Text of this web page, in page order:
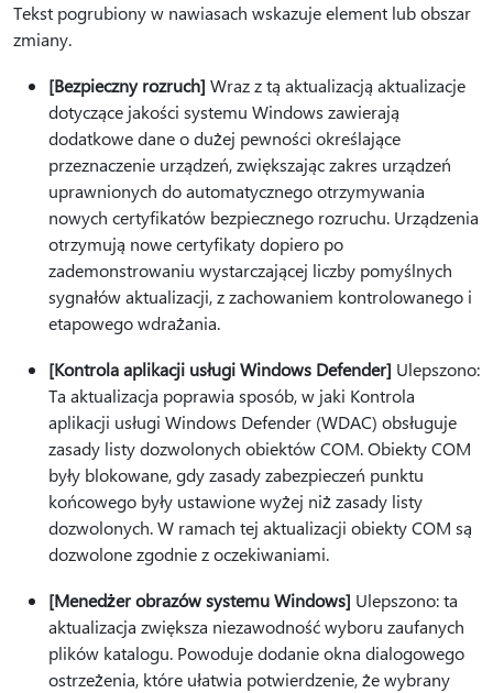
Tekst pogrubiony w nawiasach wskazuje element lub obszar
zmiany.
[Bezpieczny rozruch] Wraz z tą aktualizacją aktualizacje
dotyczące jakości systemu Windows zawierają
dodatkowe dane o dużej pewności określające
przeznaczenie urządzeń, zwiększając zakres urządzeń
uprawnionych do automatycznego otrzymywania
nowych certyfikatów bezpiecznego rozruchu. Urządzenia
otrzymują nowe certyfikaty dopiero po
zademonstrowaniu wystarczającej liczby pomyślnych
sygnałów aktualizacji, z zachowaniem kontrolowanego i
etapowego wdrażania.
[Kontrola aplikacji usługi Windows Defender] Ulepszono:
Ta aktualizacja poprawia sposób, w jaki Kontrola
aplikacji usługi Windows Defender (WDAC) obsługuje
zasady listy dozwolonych obiektów COM. Obiekty COM
były blokowane, gdy zasady zabezpieczeń punktu
końcowego były ustawione wyżej niż zasady listy
dozwolonych. W ramach tej aktualizacji obiekty COM są
dozwolone zgodnie z oczekiwaniami.
[Menedżer obrazów systemu Windows] Ulepszono: ta
aktualizacja zwiększa niezawodność wyboru zaufanych
plików katalogu. Powoduje dodanie okna dialogowego
ostrzeżenia, które ułatwia potwierdzenie, że wybrany